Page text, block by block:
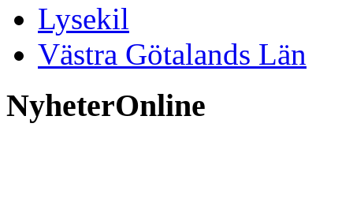
Lysekil
Västra Götalands Län
NyheterOnline